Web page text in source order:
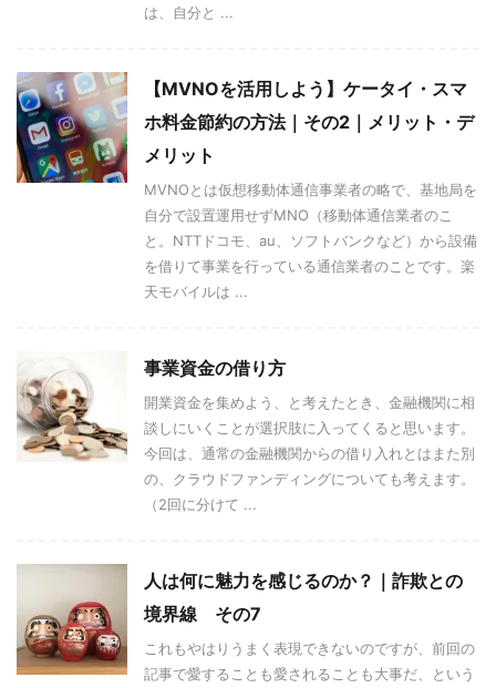
は、自分と ...
【MVNOを活用しよう】ケータイ・スマ
ホ料金節約の方法｜その2｜メリット・デ
メリット
MVNOとは仮想移動体通信事業者の略で、基地局を
自分で設置運用せずMNO（移動体通信業者のこ
と。NTTドコモ、au、ソフトバンクなど）から設備
を借りて事業を行っている通信業者のことです。楽
天モバイルは ...
事業資金の借り方
開業資金を集めよう、と考えたとき、金融機関に相
談しにいくことが選択肢に入ってくると思います。
今回は、通常の金融機関からの借り入れとはまた別
の、クラウドファンディングについても考えます。
（2回に分けて ...
人は何に魅力を感じるのか？｜詐欺との
境界線 その7
これもやはりうまく表現できないのですが、前回の
記事で愛することも愛されることも大事だ、という